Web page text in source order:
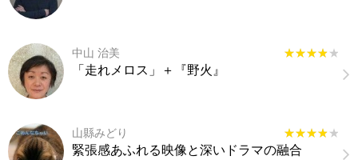
中山 治美 ★★★★★
★★★★★
「走れメロス」＋『野火』
山縣みどり ★★★★★
★★★★★
緊張感あふれる映像と深いドラマの融合